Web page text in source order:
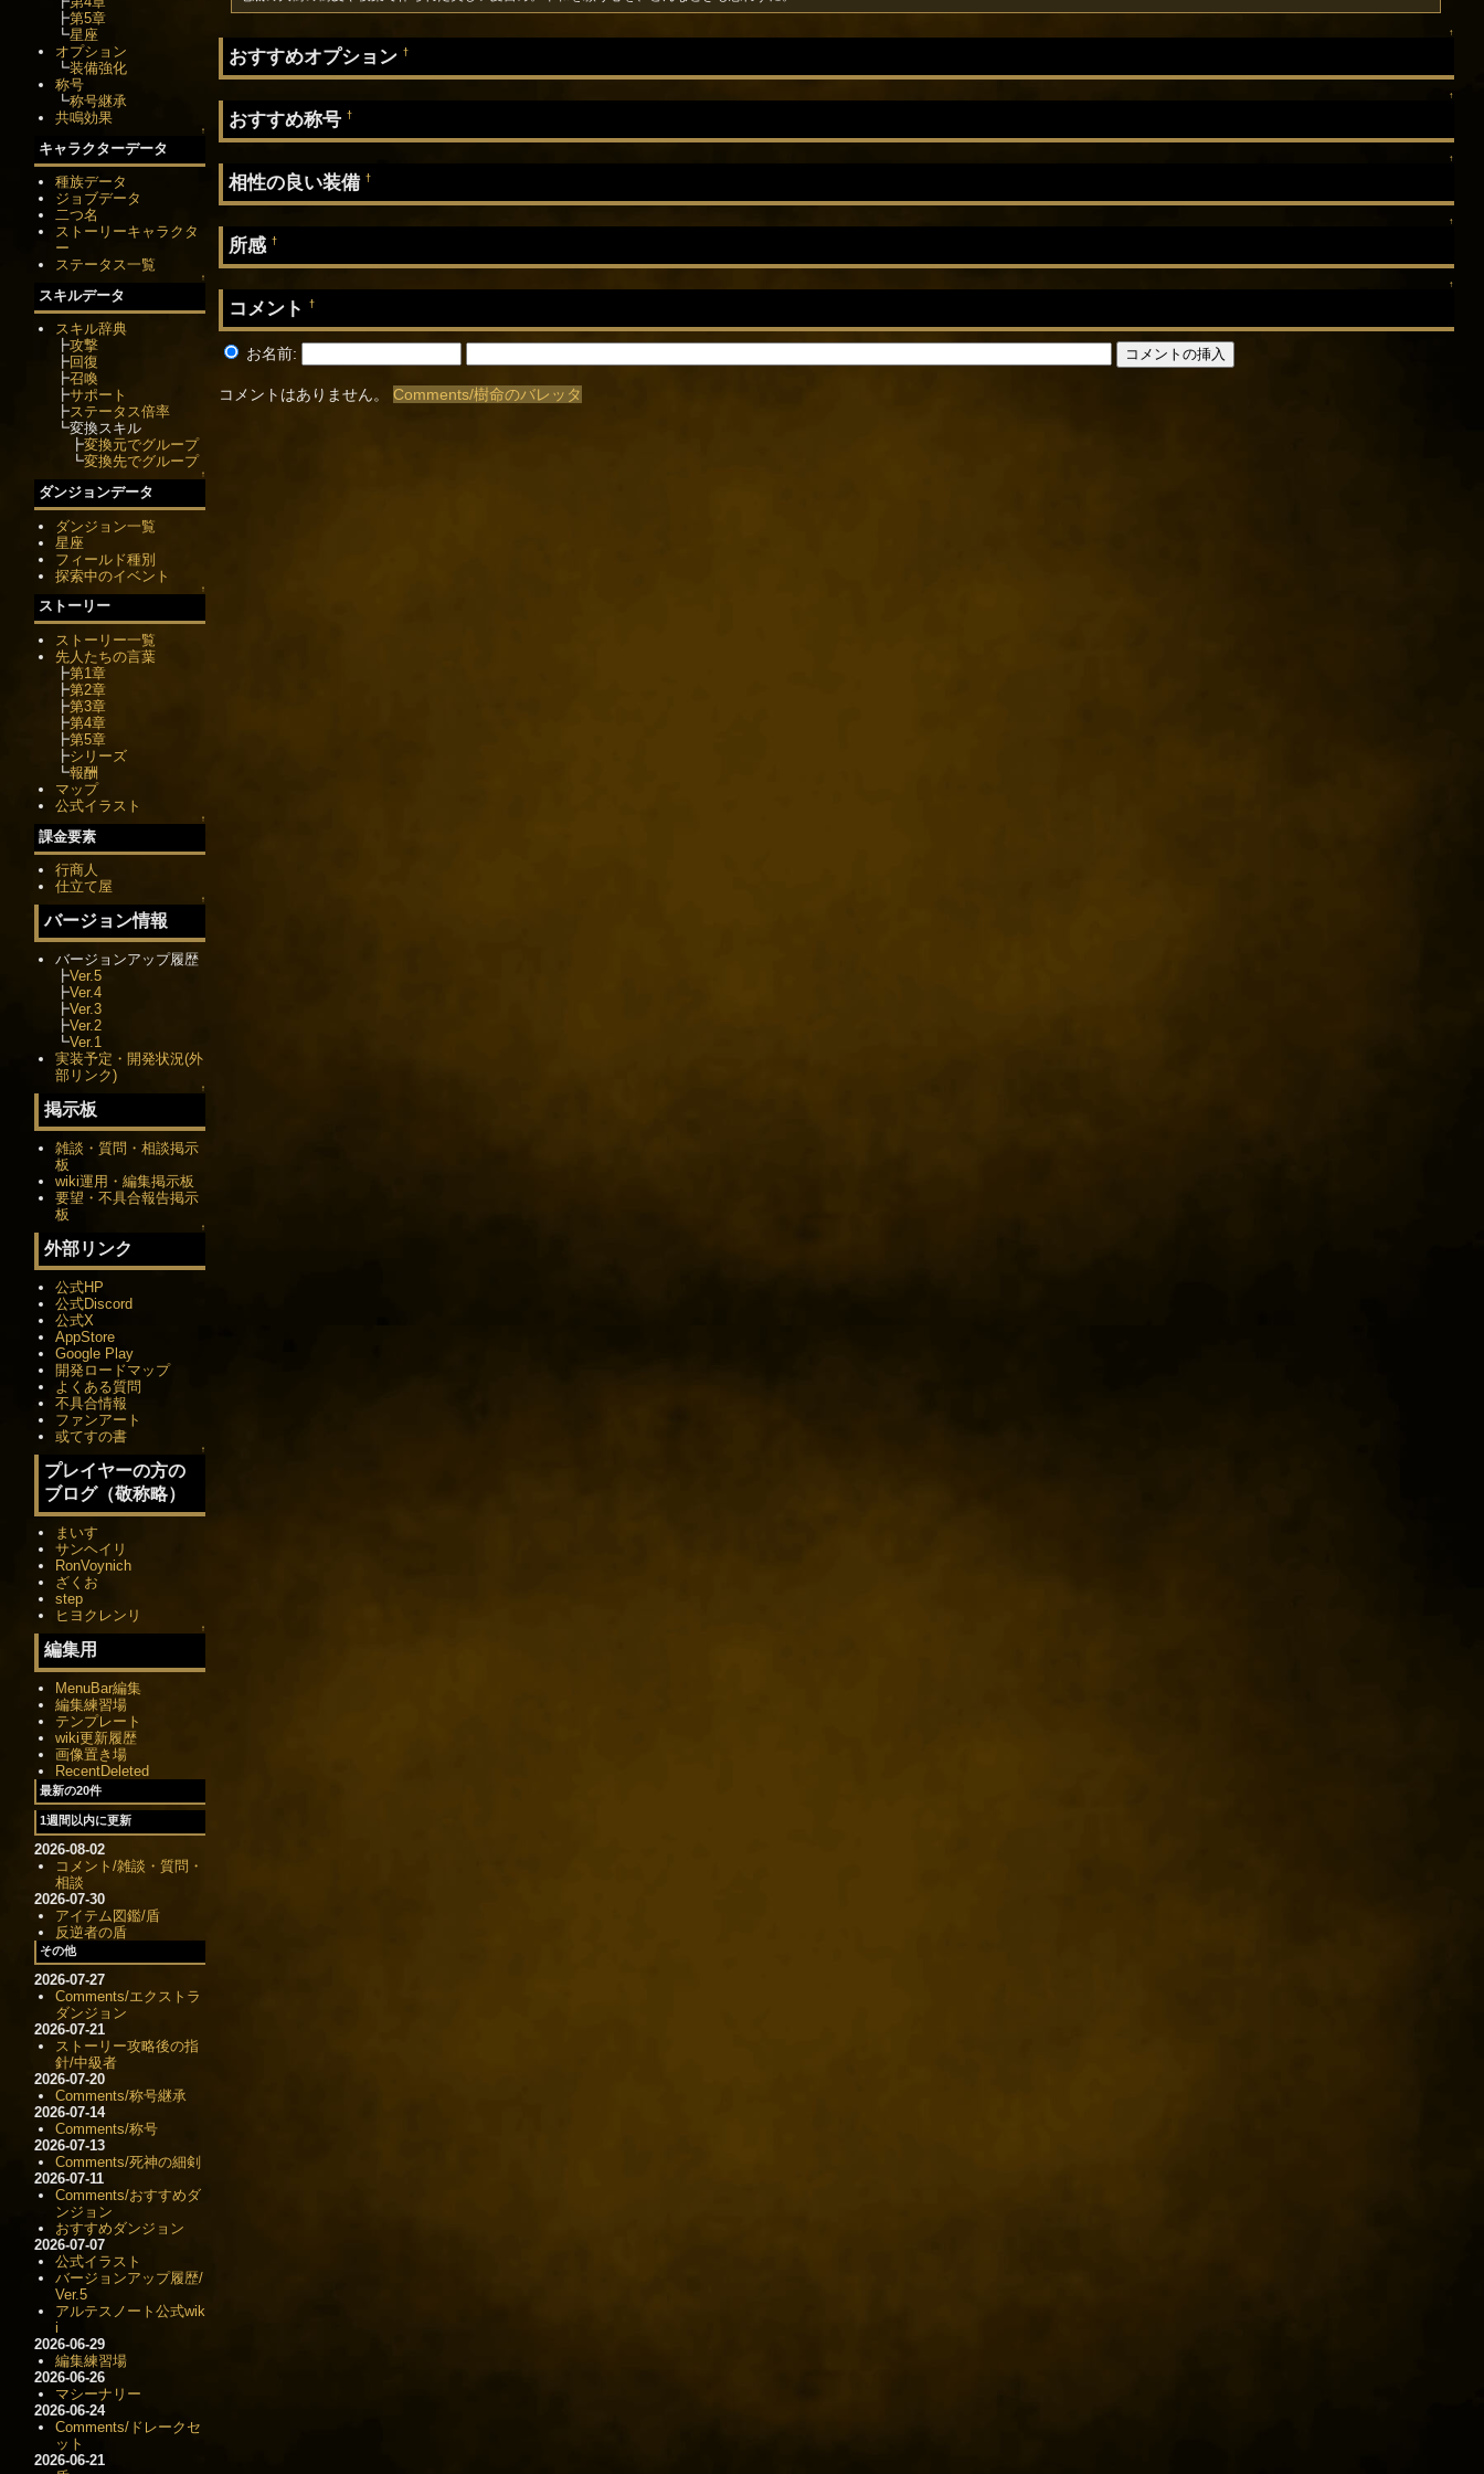
↑
おすすめオプション †
↑
おすすめ称号 †
↑
相性の良い装備 †
↑
所感 †
↑
コメント †
お名前:
コメントはありません。 Comments/樹命のバレッタ
┣第5章
┗星座
オプション
┗装備強化
称号
┗称号継承
共鳴効果
↑
キャラクターデータ
種族データ
ジョブデータ
二つ名
ストーリーキャラクタ
ー
ステータス一覧
↑
スキルデータ
スキル辞典
┣攻撃
┣回復
┣召喚
┣サポート
┣ステータス倍率
┗変換スキル
┣変換元でグループ
┗変換先でグループ
↑
ダンジョンデータ
ダンジョン一覧
星座
フィールド種別
探索中のイベント
↑
ストーリー
ストーリー一覧
先人たちの言葉
┣第1章
┣第2章
┣第3章
┣第4章
┣第5章
┣シリーズ
┗報酬
マップ
公式イラスト
↑
課金要素
行商人
仕立て屋
↑
バージョン情報
バージョンアップ履歴
┣Ver.5
┣Ver.4
┣Ver.3
┣Ver.2
┗Ver.1
実装予定・開発状況(外
部リンク)
↑
掲示板
雑談・質問・相談掲示
板
wiki運用・編集掲示板
要望・不具合報告掲示
板
↑
外部リンク
公式HP
公式Discord
公式X
AppStore
Google Play
開発ロードマップ
よくある質問
不具合情報
ファンアート
或てすの書
↑
プレイヤーの方の
ブログ（敬称略）
まいす
サンヘイリ
RonVoynich
ざくお
step
ヒヨクレンリ
↑
編集用
MenuBar編集
編集練習場
テンプレート
wiki更新履歴
画像置き場
RecentDeleted
最新の20件
1週間以内に更新
2026-08-02
コメント/雑談・質問・
相談
2026-07-30
アイテム図鑑/盾
反逆者の盾
その他
2026-07-27
Comments/エクストラ
ダンジョン
2026-07-21
ストーリー攻略後の指
針/中級者
2026-07-20
Comments/称号継承
2026-07-14
Comments/称号
2026-07-13
Comments/死神の細剣
2026-07-11
Comments/おすすめダ
ンジョン
おすすめダンジョン
2026-07-07
公式イラスト
バージョンアップ履歴/
Ver.5
アルテスノート公式wik
i
2026-06-29
編集練習場
2026-06-26
マシーナリー
2026-06-24
Comments/ドレークセ
ット
2026-06-21